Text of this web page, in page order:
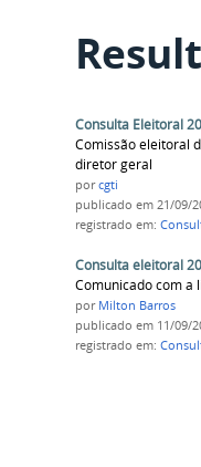
Consulta Eleitoral
Comissão eleitoral
diretor geral
porcgti
publicado em 21/09/
registrado em:
Consulta eleitoral
Comunicado com a
por Milton Barros
publicado em 11/09/
registrado em: